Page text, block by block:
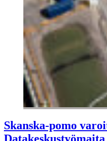
Skanska-pomo